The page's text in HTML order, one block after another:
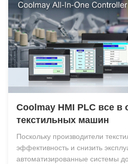
Coolmay HMI PLC все в
текстильных машин
Поскольку производители
эффективность и снизить
автоматизированные системы